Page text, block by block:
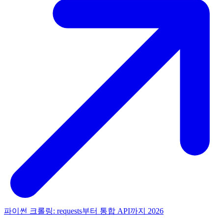
파이썬 크롤링: requests부터 통합 API까지 2026